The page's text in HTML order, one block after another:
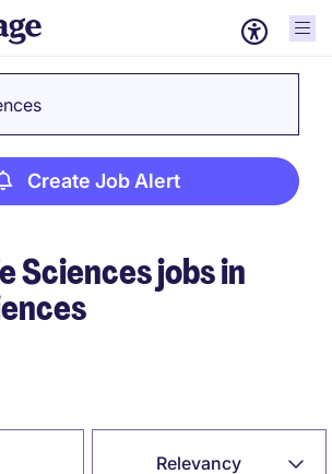
Create Job Alert
Sciences jobs in
Relevancy